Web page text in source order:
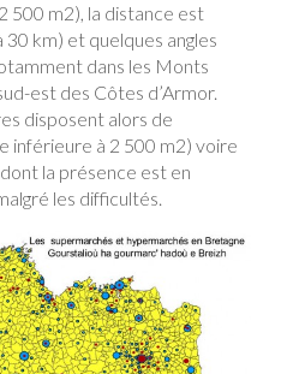
500 m2), la distance est
30 km) et quelques angles
dans les Monts
est des Côtes d’Armor.
disposent alors de
inférieure à 2 500 m2) voire
la présence est en
les difficultés.